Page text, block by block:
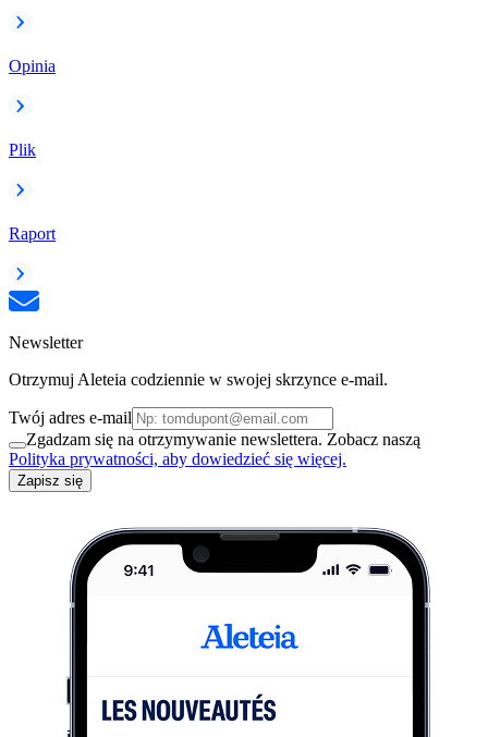
Opinia
Plik
Raport
Newsletter
Otrzymuj Aleteia codziennie w swojej skrzynce e-mail.
Twój adres e-mail
Zgadzam się na otrzymywanie newslettera. Zobacz naszą
Polityka prywatności, aby dowiedzieć się więcej.
Zapisz się